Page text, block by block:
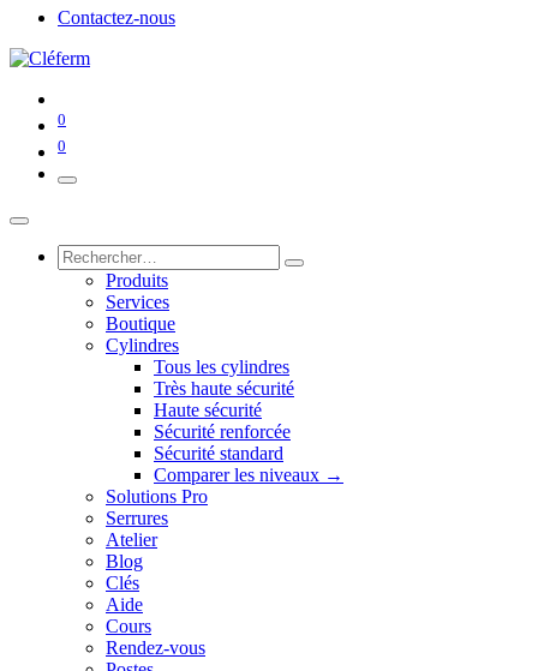
Contactez-nous
0
0
Produits
Services
Boutique
Cylindres
Tous les cylindres
Très haute sécurité
Haute sécurité
Sécurité renforcée
Sécurité standard
Comparer les niveaux →
Solutions Pro
Serrures
Atelier
Blog
Clés
Aide
Cours
Rendez-vous